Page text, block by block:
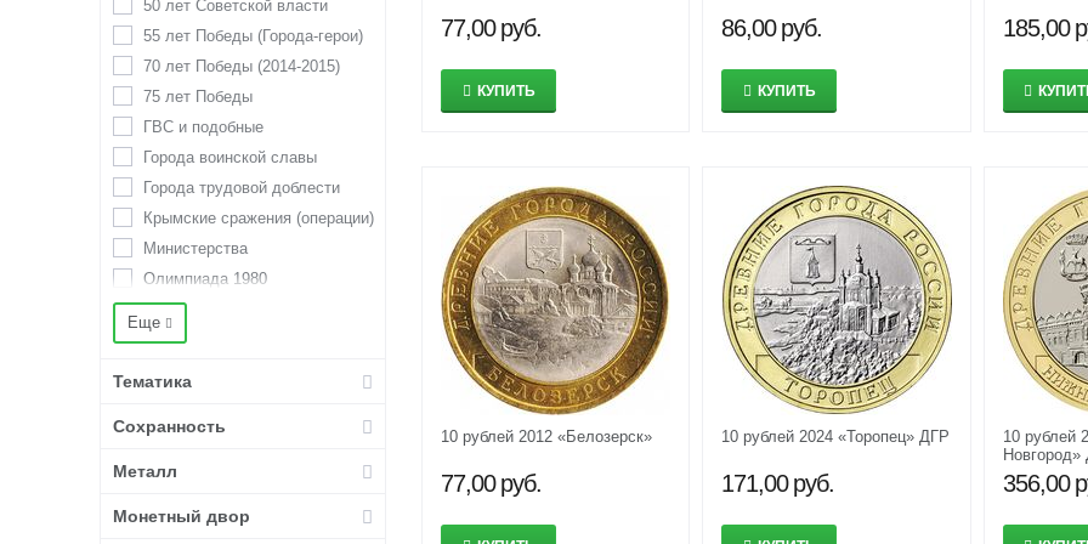
77,00 руб.
КУПИТЬ
86,00 руб.
КУПИТЬ
185,00
10 рублей 2012 «Белозерск»
77,00 руб.
10 рублей 2024 «Торопец» ДГР
171,00 руб.
10 рублей
Новгород»
356,00
5 долларов США
5 копеек
5 марок
5 рублей
50 копеек
50 рублей
500 рублей
полтина
50 лет Советской власти
55 лет Победы (Города-герои)
70 лет Победы (2014-2015)
75 лет Победы
ГВС и подобные
Города воинской славы
Города трудовой доблести
Крымские сражения (операции)
Министерства
Олимпиада 1980
Оружие Великой Победы
Победа в Отечественной войне
Регионы России (Российская
Российская (советская)
Столицы 2016
Еще
Тематика
Сохранность
Металл
Монетный двор